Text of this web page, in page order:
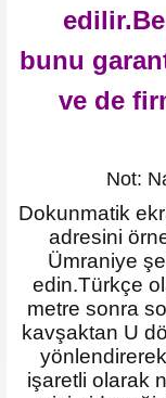
bunu
ve de
Not:
Dokunmatik
adresini
Ümraniye
edin.Türkçe
metre sonra
kavşaktan U
işaretli olarak